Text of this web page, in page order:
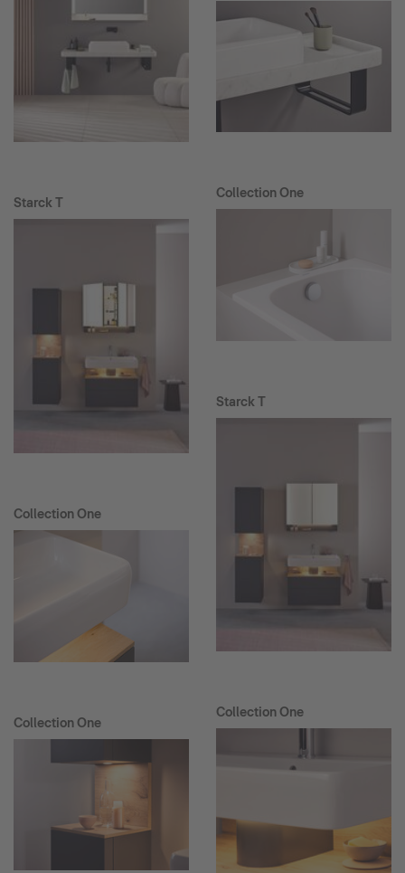
Starck T
Collection One
Collection One
Collection One
Starck T
Collection One